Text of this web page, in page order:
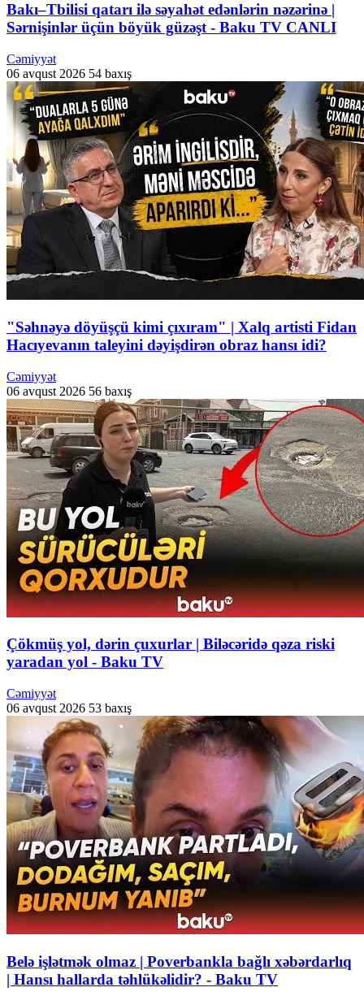
Bakı–Tbilisi qatarı ilə səyahət edənlərin nəzərinə |
Sərnişinlər üçün böyük güzəşt - Baku TV CANLI
Cəmiyyət
06 avqust 2026 54 baxış
"Səhnəyə döyüşçü kimi çıxıram" | Xalq artisti Fidan
Hacıyevanın taleyini dəyişdirən obraz hansı idi?
Cəmiyyət
06 avqust 2026 56 baxış
Çökmüş yol, dərin çuxurlar | Biləcəridə qəza riski
yaradan yol - Baku TV
Cəmiyyət
06 avqust 2026 53 baxış
Belə işlətmək olmaz | Poverbankla bağlı xəbərdarlıq
| Hansı hallarda təhlükəlidir? - Baku TV